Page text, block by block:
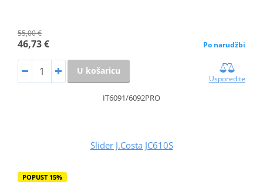
55,00 €
46,73 € Po narudžbi
U košaricu
Usporedite
IT6091/6092PRO
Slider J.Costa JC610S
POPUST 15%